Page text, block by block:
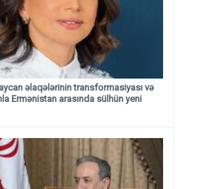
əlaqələrinin transformasiyası və
Ermənistan arasında sülhün yeni